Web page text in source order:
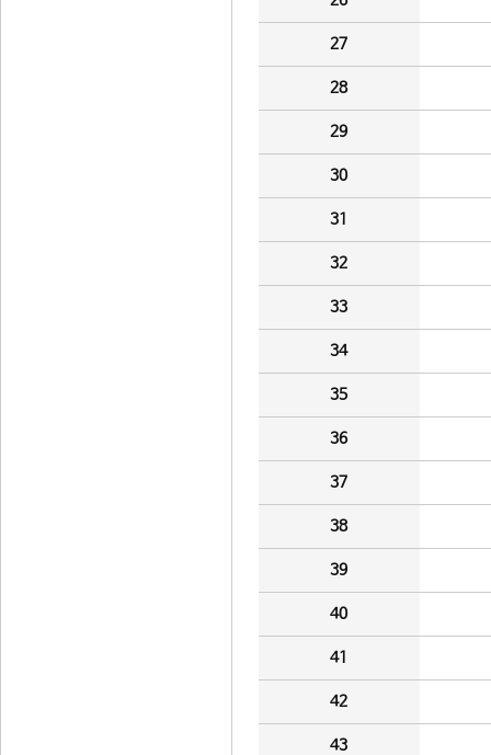
27
28
29
30
31
32
33
34
35
36
37
38
39
40
41
42
43